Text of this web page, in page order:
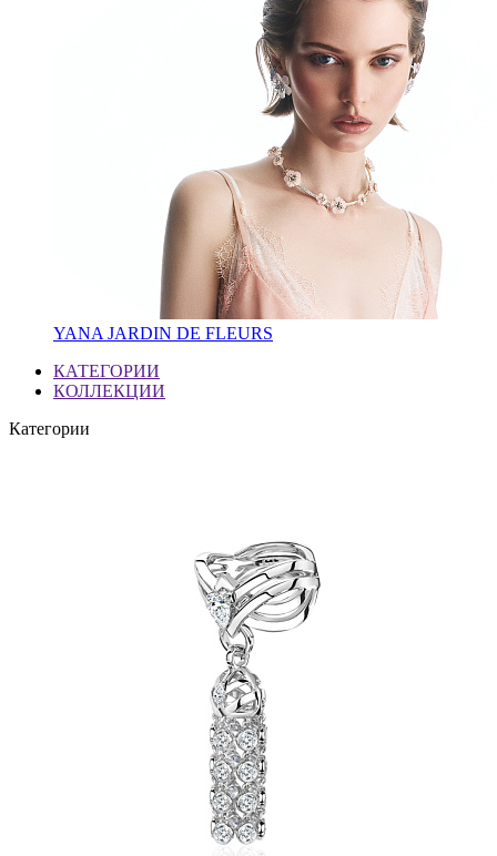
YANA JARDIN DE FLEURS
КАТЕГОРИИ
КОЛЛЕКЦИИ
Категории